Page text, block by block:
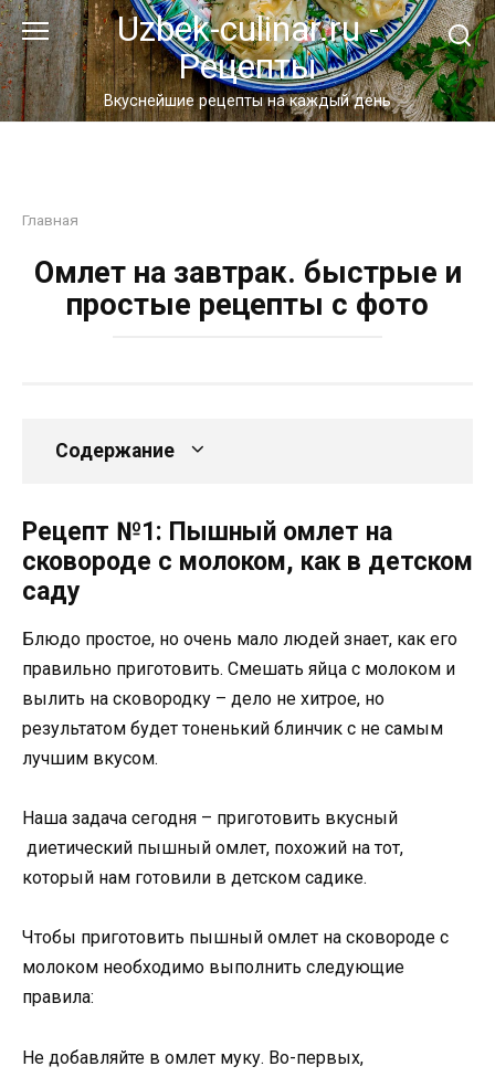
Перейти
к
контенту
Uzbek-culinar.ru -
Рецепты
Вкуснейшие рецепты на каждый день
Главная
Омлет на завтрак. быстрые и
простые рецепты с фото
Содержание
Рецепт №1: Пышный омлет на
сковороде с молоком, как в детском
саду
Блюдо простое, но очень мало людей знает, как его
правильно приготовить. Смешать яйца с молоком и
вылить на сковородку – дело не хитрое, но
результатом будет тоненький блинчик с не самым
лучшим вкусом.
Наша задача сегодня – приготовить вкусный
диетический пышный омлет, похожий на тот,
который нам готовили в детском садике.
Чтобы приготовить пышный омлет на сковороде с
молоком необходимо выполнить следующие
правила:
Не добавляйте в омлет муку. Во-первых,